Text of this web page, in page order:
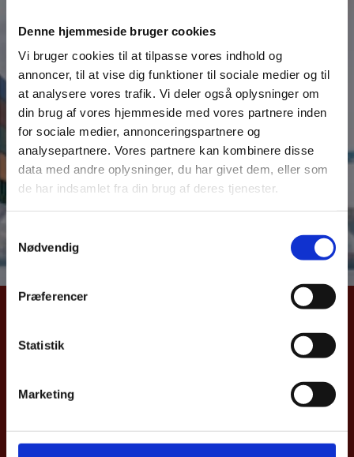
Denne hjemmeside bruger cookies
Vi bruger cookies til at tilpasse vores indhold og
annoncer, til at vise dig funktioner til sociale medier og til
at analysere vores trafik. Vi deler også oplysninger om
din brug af vores hjemmeside med vores partnere inden
for sociale medier, annonceringspartnere og
analysepartnere. Vores partnere kan kombinere disse
data med andre oplysninger, du har givet dem, eller som
de har indsamlet fra din brug af deres tjenester.
m
t
Nødvendig
Præferencer
Statistik
Marketing
Danmarks samhandel med
Liberia
Udenrigsministeriet udarbejder aktuelle oversigter
over dansk samhandel med Danmarks vigtigste
eksportmarkeder. Samhandelsnotitsen giver et aktuelt
billede af Danmarks eks –og import samt direkte
investeringer til Liberia. Notitsen bygger på data fra
Danmarks Statistik og Nationalbanken.
Asiatisk Plads 2
Danmark